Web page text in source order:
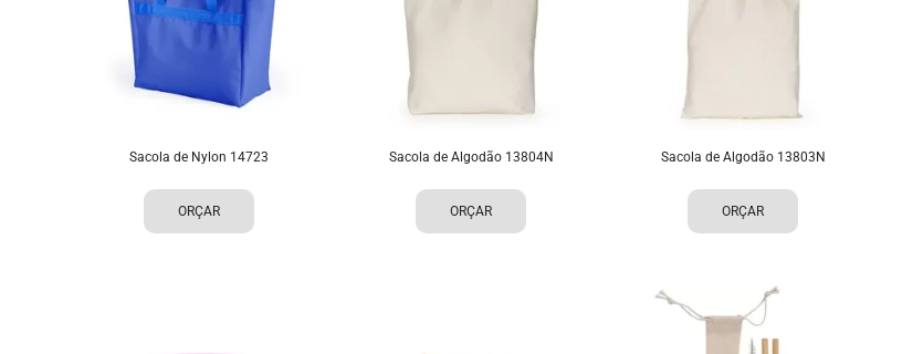
Sacola de Nylon 14723
ORÇAR
Sacola de Algodão 13804N
ORÇAR
Sacola de Algodão 13803N
ORÇAR